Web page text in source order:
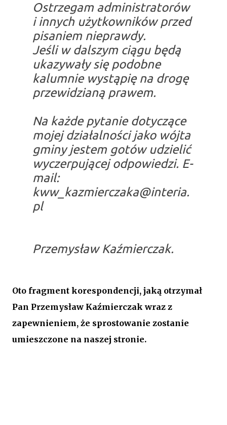
Ostrzegam administratorów
i innych użytkowników przed
pisaniem nieprawdy.
Jeśli w dalszym ciągu będą
ukazywały się podobne
kalumnie wystąpię na drogę
przewidzianą prawem.
Na każde pytanie dotyczące
mojej działalności jako wójta
gminy jestem gotów udzielić
wyczerpującej odpowiedzi. E-
mail:
kww_kazmierczaka@interia.
pl
Przemysław Kaźmierczak.
Oto fragment korespondencji, jaką otrzymał
Pan Przemysław Kaźmierczak wraz z
zapewnieniem, że sprostowanie zostanie
umieszczone na naszej stronie.